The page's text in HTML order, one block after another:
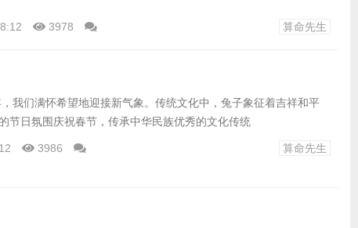
3978 算命先生
我们满怀希望地迎接新气象。传统文化中，兔子象征着吉祥和平
节日氛围庆祝春节，传承中华民族优秀的文化传统
3986 算命先生